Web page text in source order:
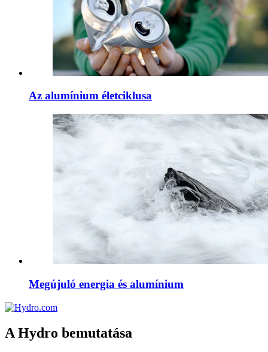
Az alumínium életciklusa
Megújuló energia és alumínium
A Hydro bemutatása